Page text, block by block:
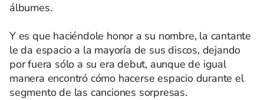
álbumes.
Y es que haciéndole honor a su nombre, la cantante
le da espacio a la mayoría de sus discos, dejando
por fuera sólo a su era debut, aunque de igual
manera encontró cómo hacerse espacio durante el
segmento de las canciones sorpresas.